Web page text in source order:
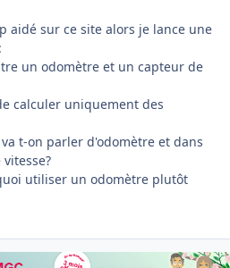
aidé sur ce site alors je lance une
un odomètre et un capteur de
calculer uniquement des
t-on parler d'odomètre et dans
utiliser un odomètre plutôt